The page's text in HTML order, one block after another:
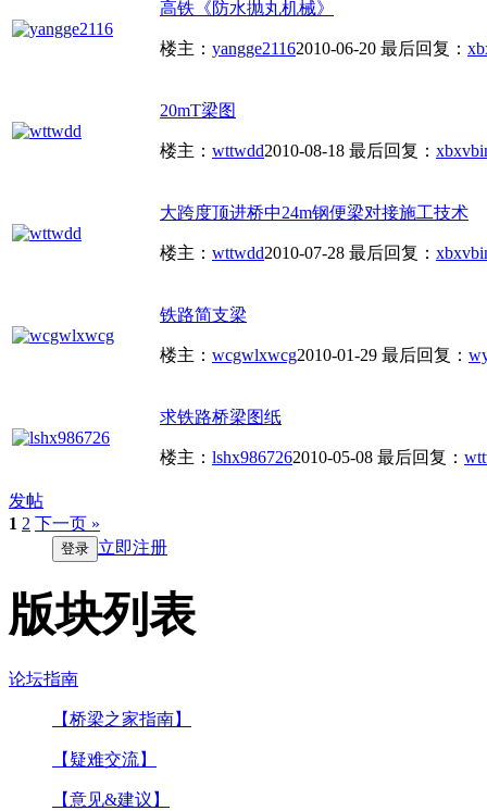
高铁《防水抛丸机械》
楼主： yangge21162010-06-20 最后回复：
20mT梁图
楼主： wttwdd2010-08-18 最后回复：
大跨度顶进桥中24m钢便梁对接施工技术
楼主： wttwdd2010-07-28 最后回复：
铁路简支梁
楼主： wcgwlxwcg2010-01-29 最后回复：
求铁路桥梁图纸
楼主： lshx9867262010-05-08 最后回复：
发帖
1 2 下一页 »
登录 立即注册
版块列表
论坛指南
【桥梁之家指南】
【疑难交流】
【意见&建议】